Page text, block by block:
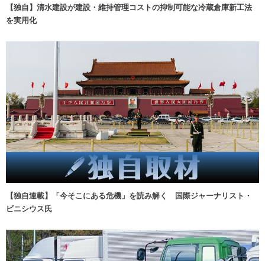
【独自】清水建設が建設・維持管理コストの抑制可能な冷蔵倉庫新工法
を実用化
【独自連載】「今そこにある危機」を読み解く 国際ジャーナリスト・
ビニシウス氏